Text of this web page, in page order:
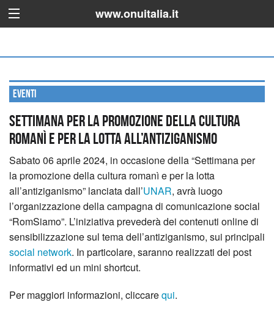
www.onuitalia.it
Eventi
Settimana per la promozione della cultura
romanì e per la lotta all’antiziganismo
Sabato 06 aprile 2024, in occasione della “Settimana per
la promozione della cultura romanì e per la lotta
all’antiziganismo” lanciata dall’UNAR, avrà luogo
l’organizzazione della campagna di comunicazione social
“RomSiamo”. L’iniziativa prevederà dei contenuti online di
sensibilizzazione sul tema dell’antiziganismo, sui principali
social network. In particolare, saranno realizzati dei post
informativi ed un mini shortcut.
Per maggiori informazioni, cliccarequi.